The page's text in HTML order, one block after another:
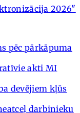
2026"
pēc pārkāpuma
akti MI
devējiem kļūs
darbinieku